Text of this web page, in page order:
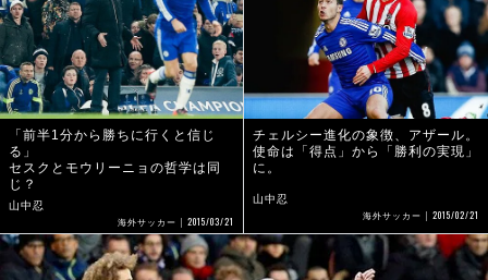
「前半1分から勝ちに行くと信じ
る」
セスクとモウリーニョの哲学は同
じ？
山中忍
海外サッカー 2015/03/21
チェルシー進化の象徴、アザール。
使命は「得点」から「勝利の実現」
に。
山中忍
海外サッカー 2015/02/21